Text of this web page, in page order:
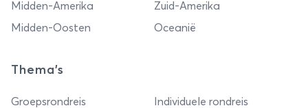
Midden-Amerika
Zuid-Amerika
Midden-Oosten
Oceanië
Thema's
Groepsrondreis
Individuele rondreis